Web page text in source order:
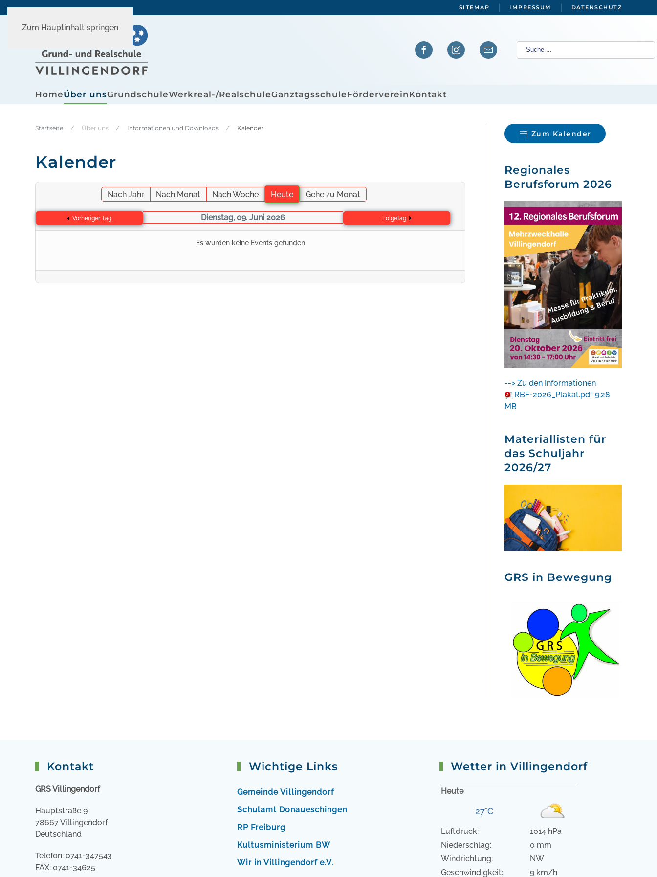
Zum Hauptinhalt springen
SITEMAP IMPRESSUM DATENSCHUTZ
HomeÜber unsGrundschuleWerkreal-/RealschuleGanztagsschuleFördervereinKontakt
Startseite Über uns Informationen und Downloads Kalender
Kalender
Nach Jahr Nach Monat Nach Woche Heute Gehe zu Monat
Vorheriger Tag Dienstag, 09. Juni 2026 Folgetag
Es wurden keine Events gefunden
Zum Kalender
Regionales
Berufsforum 2026
--> Zu den Informationen
RBF-2026_Plakat.pdf 9.28
MB
Materiallisten für
das Schuljahr
2026/27
GRS in Bewegung
Kontakt
GRS Villingendorf
Hauptstraße 9
78667 Villingendorf
Deutschland
Telefon: 0741-347543
FAX: 0741-34625
Wichtige Links
Gemeinde Villingendorf
Schulamt Donaueschingen
RP Freiburg
Kultusministerium BW
Wir in Villingendorf e.V.
Wetter in Villingendorf
Heute
27°C
Luftdruck:
1014 hPa
Niederschlag:
0 mm
Windrichtung:
NW
Geschwindigkeit:
9 km/h